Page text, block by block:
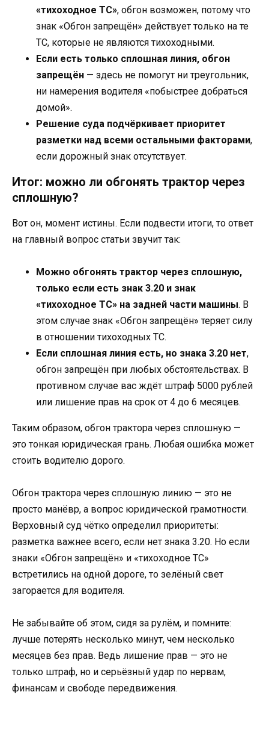
«тихоходное ТС», обгон возможен, потому что
знак «Обгон запрещён» действует только на те
ТС, которые не являются тихоходными.
Если есть только сплошная линия, обгон
запрещён — здесь не помогут ни треугольник,
ни намерения водителя «побыстрее добраться
домой».
Решение суда подчёркивает приоритет
разметки над всеми остальными факторами,
если дорожный знак отсутствует.
Итог: можно ли обгонять трактор через
сплошную?
Вот он, момент истины. Если подвести итоги, то ответ
на главный вопрос статьи звучит так:
Можно обгонять трактор через сплошную,
только если есть знак 3.20 и знак
«тихоходное ТС» на задней части машины. В
этом случае знак «Обгон запрещён» теряет силу
в отношении тихоходных ТС.
Если сплошная линия есть, но знака 3.20 нет,
обгон запрещён при любых обстоятельствах. В
противном случае вас ждёт штраф 5000 рублей
или лишение прав на срок от 4 до 6 месяцев.
Таким образом, обгон трактора через сплошную —
это тонкая юридическая грань. Любая ошибка может
стоить водителю дорого.
Обгон трактора через сплошную линию — это не
просто манёвр, а вопрос юридической грамотности.
Верховный суд чётко определил приоритеты:
разметка важнее всего, если нет знака 3.20. Но если
знаки «Обгон запрещён» и «тихоходное ТС»
встретились на одной дороге, то зелёный свет
загорается для водителя.
Не забывайте об этом, сидя за рулём, и помните:
лучше потерять несколько минут, чем несколько
месяцев без прав. Ведь лишение прав — это не
только штраф, но и серьёзный удар по нервам,
финансам и свободе передвижения.